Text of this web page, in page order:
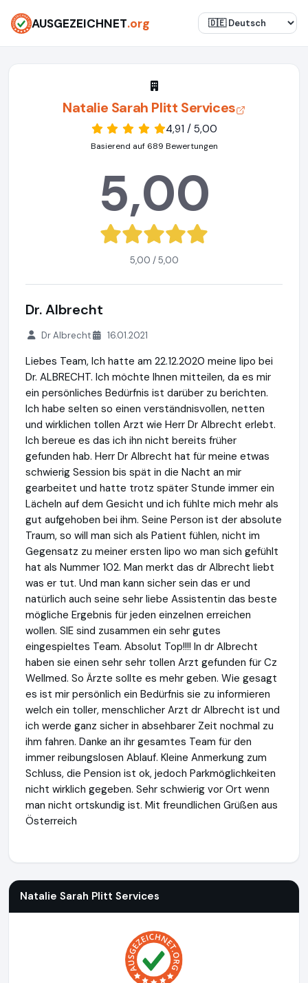
AUSGEZEICHNET.org
Natalie Sarah Plitt Services
4,91 / 5,00
Basierend auf 689 Bewertungen
5,00
5,00 / 5,00
Dr. Albrecht
Dr Albrecht 16.01.2021
Liebes Team, Ich hatte am 22.12.2020 meine lipo bei
Dr. ALBRECHT. Ich möchte Ihnen mitteilen, da es mir
ein persönliches Bedürfnis ist darüber zu berichten.
Ich habe selten so einen verständnisvollen, netten
und wirklichen tollen Arzt wie Herr Dr Albrecht erlebt.
Ich bereue es das ich ihn nicht bereits früher
gefunden hab. Herr Dr Albrecht hat für meine etwas
schwierig Session bis spät in die Nacht an mir
gearbeitet und hatte trotz später Stunde immer ein
Lächeln auf dem Gesicht und ich fühlte mich mehr als
gut aufgehoben bei ihm. Seine Person ist der absolute
Traum, so will man sich als Patient fühlen, nicht im
Gegensatz zu meiner ersten lipo wo man sich gefühlt
hat als Nummer 102. Man merkt das dr Albrecht liebt
was er tut. Und man kann sicher sein das er und
natürlich auch seine sehr liebe Assistentin das beste
mögliche Ergebnis für jeden einzelnen erreichen
wollen. SIE sind zusammen ein sehr gutes
eingespieltes Team. Absolut Top!!!! In dr Albrecht
haben sie einen sehr sehr tollen Arzt gefunden für Cz
Wellmed. So Ärzte sollte es mehr geben. Wie gesagt
es ist mir persönlich ein Bedürfnis sie zu informieren
welch ein toller, menschlicher Arzt dr Albrecht ist und
ich werde ganz sicher in absehbarer Zeit nochmal zu
ihm fahren. Danke an ihr gesamtes Team für den
immer reibungslosen Ablauf. Kleine Anmerkung zum
Schluss, die Pension ist ok, jedoch Parkmöglichkeiten
nicht wirklich gegeben. Sehr schwierig vor Ort wenn
man nicht ortskundig ist. Mit freundlichen Grüßen aus
Österreich
Natalie Sarah Plitt Services